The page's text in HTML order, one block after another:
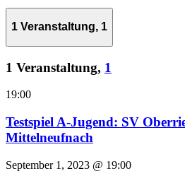
1 Veranstaltung, 1
1 Veranstaltung, 1
19:00
Testspiel A-Jugend: SV
Mittelneufnach
September 1, 2023 @ 19:00